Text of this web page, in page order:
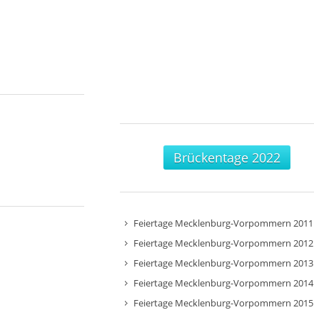
Brückentage 2022
Feiertage Mecklenburg-Vorpommern 2011
Feiertage Mecklenburg-Vorpommern 2012
Feiertage Mecklenburg-Vorpommern 2013
Feiertage Mecklenburg-Vorpommern 2014
Feiertage Mecklenburg-Vorpommern 2015